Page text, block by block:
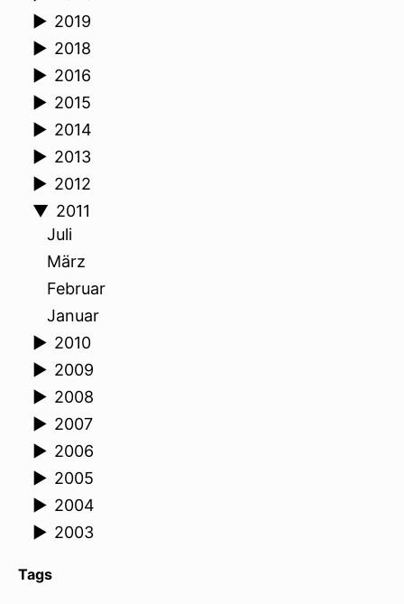
► 2019
► 2018
► 2016
► 2015
► 2014
► 2013
► 2012
▼ 2011
Juli
März
Februar
Januar
► 2010
► 2009
► 2008
► 2007
► 2006
► 2005
► 2004
► 2003
Tags